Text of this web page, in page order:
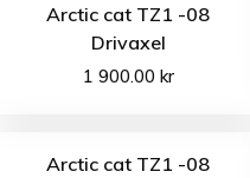
Arctic cat TZ1 -08
Drivaxel
1 900.00 kr
Arctic cat TZ1 -08